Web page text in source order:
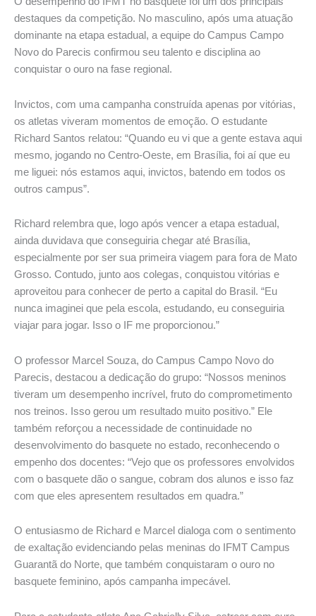
destaques da competição. No masculino, após uma atuação
dominante na etapa estadual, a equipe do Campus Campo
Novo do Parecis confirmou seu talento e disciplina ao
conquistar o ouro na fase regional.
Invictos, com uma campanha construída apenas por vitórias,
os atletas viveram momentos de emoção. O estudante
Richard Santos relatou: “Quando eu vi que a gente estava aqui
mesmo, jogando no Centro-Oeste, em Brasília, foi aí que eu
me liguei: nós estamos aqui, invictos, batendo em todos os
outros campus”.
Richard relembra que, logo após vencer a etapa estadual,
ainda duvidava que conseguiria chegar até Brasília,
especialmente por ser sua primeira viagem para fora de Mato
Grosso. Contudo, junto aos colegas, conquistou vitórias e
aproveitou para conhecer de perto a capital do Brasil. “Eu
nunca imaginei que pela escola, estudando, eu conseguiria
viajar para jogar. Isso o IF me proporcionou.”
O professor Marcel Souza, do Campus Campo Novo do
Parecis, destacou a dedicação do grupo: “Nossos meninos
tiveram um desempenho incrível, fruto do comprometimento
nos treinos. Isso gerou um resultado muito positivo.” Ele
também reforçou a necessidade de continuidade no
desenvolvimento do basquete no estado, reconhecendo o
empenho dos docentes: “Vejo que os professores envolvidos
com o basquete dão o sangue, cobram dos alunos e isso faz
com que eles apresentem resultados em quadra.”
O entusiasmo de Richard e Marcel dialoga com o sentimento
de exaltação evidenciando pelas meninas do IFMT Campus
Guarantã do Norte, que também conquistaram o ouro no
basquete feminino, após campanha impecável.